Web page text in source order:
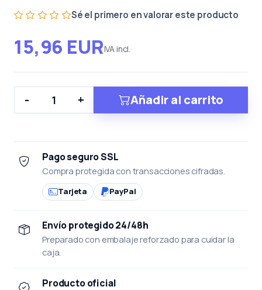
Sé el primero en valorar este producto
15,96 EURIVA incl.
- + Añadir al carrito
Pago seguro SSL
Compra protegida con transacciones cifradas.
Tarjeta PayPal
Envío protegido 24/48h
Preparado con embalaje reforzado para cuidar la
caja.
Producto oficial